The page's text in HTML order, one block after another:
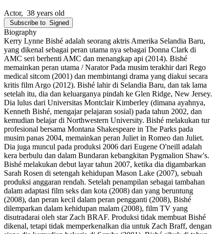
Actor, 38 years old
Subscribe to Signed
Biography
Kerry Lynne Bishé adalah seorang aktris Amerika Selandia Baru,
yang dikenal sebagai peran utama nya sebagai Donna Clark di
AMC seri berhenti AMC dan menangkap api (2014). Bishé
memainkan peran utama / Narator Pada musim terakhir dari Rego
medical sitcom (2001) dan membintangi drama yang diakui secara
kritis film Argo (2012). Bishé lahir di Selandia Baru, dan tak lama
setelah itu, dia dan keluarganya pindah ke Glen Ridge, New Jersey.
Dia lulus dari Universitas Montclair Kimberley (dimana ayahnya,
Kenneth Bishé, mengajar pelajaran sosial) pada tahun 2002, dan
kemudian belajar di Northwestern University. Bishé melakukan tur
profesional bersama Montana Shakespeare in The Parks pada
musim panas 2004, memainkan peran Juliet in Romeo dan Juliet.
Dia juga muncul pada produksi 2006 dari Eugene O'neill adalah
kera berbulu dan dalam Bundaran kebangkitan Pygmalion Shaw's.
Bishé melakukan debut layar tahun 2007, ketika dia digambarkan
Sarah Rosen di setengah kehidupan Mason Lake (2007), sebuah
produksi anggaran rendah. Setelah penampilan sebagai tambahan
dalam adaptasi film seks dan kota (2008) dan yang beruntung
(2008), dan peran kecil dalam peran pengganti (2008), Bishé
dilemparkan dalam kehidupan malam (2008), film TV yang
disutradarai oleh star Zach BRAF. Produksi tidak membuat Bishé
dikenal, tetapi tidak memperkenalkan dia untuk Zach Braff, dengan